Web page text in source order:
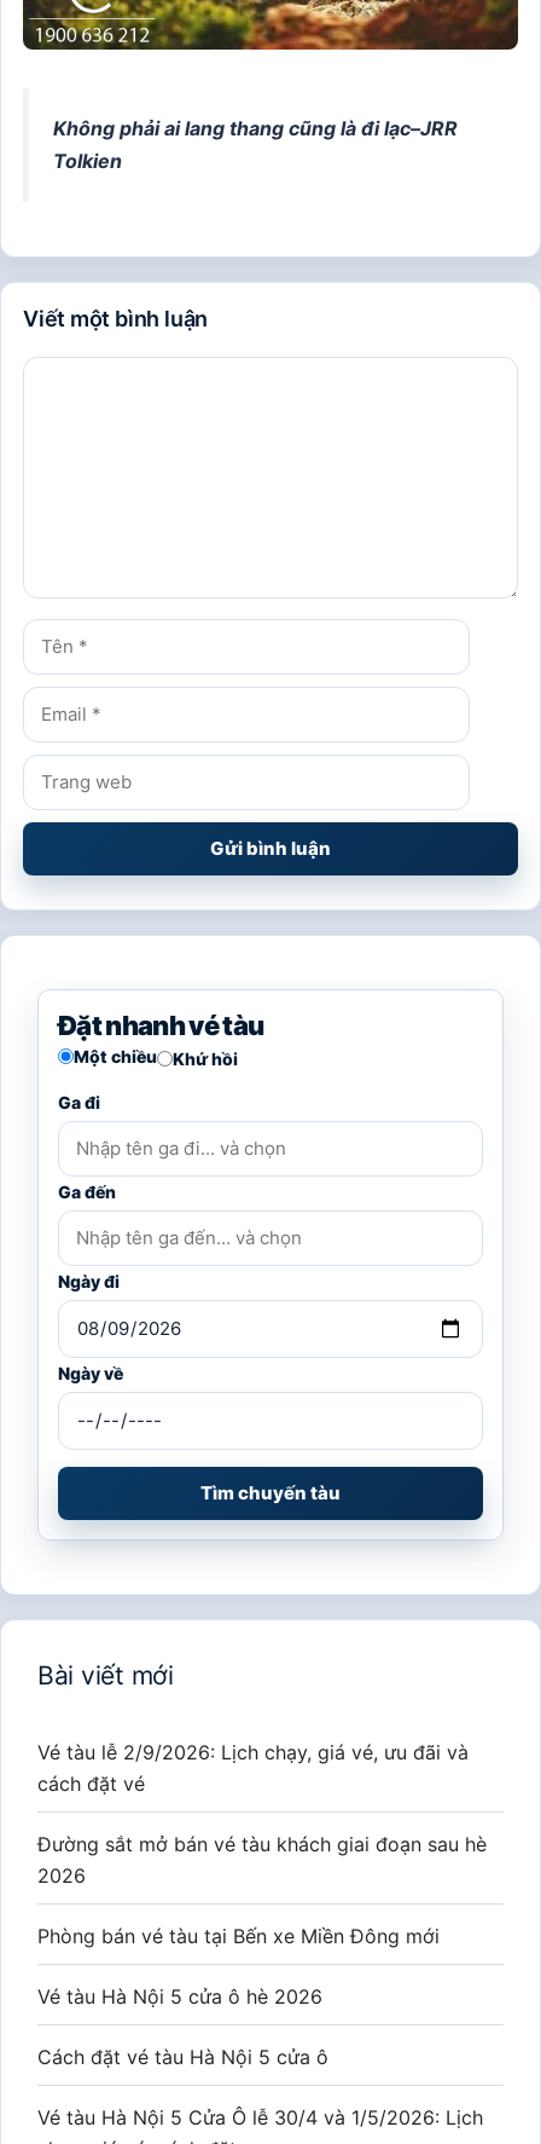
Không phải ai lang thang cũng là đi lạc–JRR
Tolkien
Viết một bình luận
Bình
Tên
Email
Trang
web
Đặt nhanh vé tàu
Một chiều Khứ hồi
Ga đi
Ga đến
Ngày đi
Ngày về
Tìm chuyến tàu
Bài viết mới
Vé tàu lễ 2/9/2026: Lịch chạy, giá vé, ưu đãi và
cách đặt vé
Đường sắt mở bán vé tàu khách giai đoạn sau hè
2026
Phòng bán vé tàu tại Bến xe Miền Đông mới
Vé tàu Hà Nội 5 cửa ô hè 2026
Cách đặt vé tàu Hà Nội 5 cửa ô
Vé tàu Hà Nội 5 Cửa Ô lễ 30/4 và 1/5/2026: Lịch